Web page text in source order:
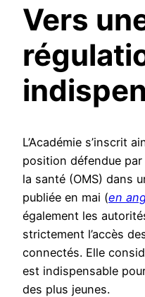
Vers
L’Académie s’inscrit
position défendue par
la santé (OMS) dans
publiée en mai (en
également les
strictement l’accès
connectés. Elle
est indispensable
des plus jeunes.